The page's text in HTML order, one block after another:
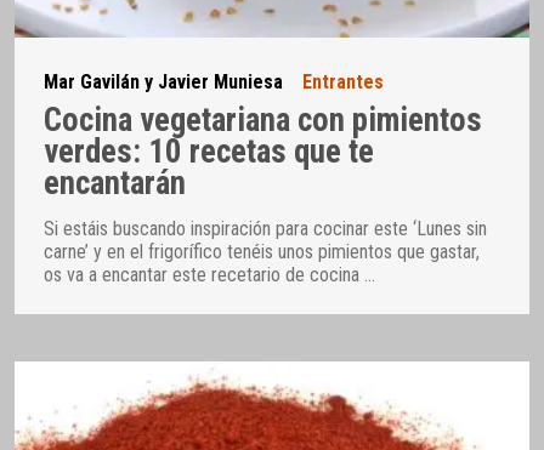
Mar Gavilán y Javier Muniesa Entrantes
Cocina vegetariana con pimientos
verdes: 10 recetas que te
encantarán
Si estáis buscando inspiración para cocinar este ‘Lunes sin
carne’ y en el frigorífico tenéis unos pimientos que gastar,
os va a encantar este recetario de cocina